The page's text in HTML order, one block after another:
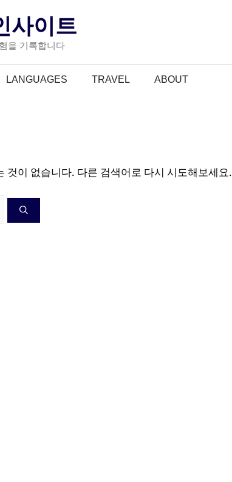
사이트
을 기록합니다
LANGUAGES TRAVEL ABOUT
것이 없습니다. 다른 검색어로 다시 시도해보세요.